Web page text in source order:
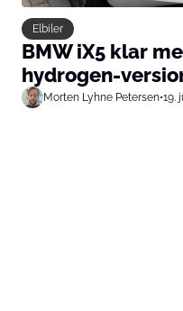
Elbiler
BMW iX5 klar
hydrogen-
Morten Lyhne Petersen•19.